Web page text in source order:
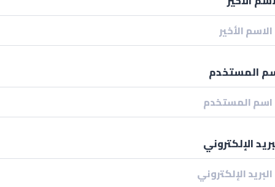
المستخدم
الإلكتروني